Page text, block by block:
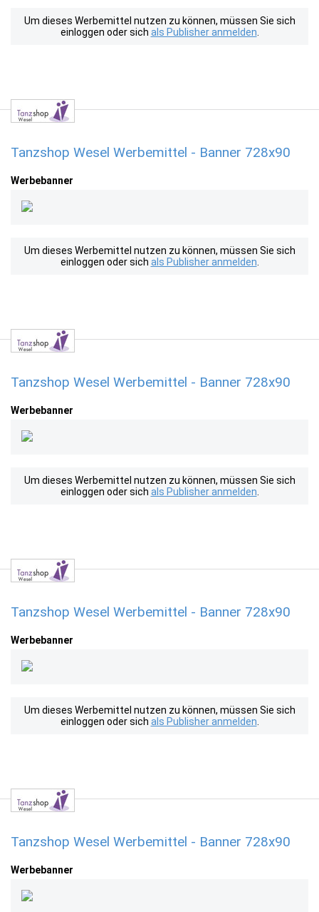
Um dieses Werbemittel nutzen zu können, müssen Sie sich
einloggen oder sich als Publisher anmelden
Tanzshop Wesel Werbemittel - Banner 728x90
Werbebanner
Um dieses Werbemittel nutzen zu können, müssen Sie sich
einloggen oder sich als Publisher anmelden
Tanzshop Wesel Werbemittel - Banner 728x90
Werbebanner
Um dieses Werbemittel nutzen zu können, müssen Sie sich
einloggen oder sich als Publisher anmelden
Tanzshop Wesel Werbemittel - Banner 728x90
Werbebanner
Um dieses Werbemittel nutzen zu können, müssen Sie sich
einloggen oder sich als Publisher anmelden
Tanzshop Wesel Werbemittel - Banner 728x90
Werbebanner